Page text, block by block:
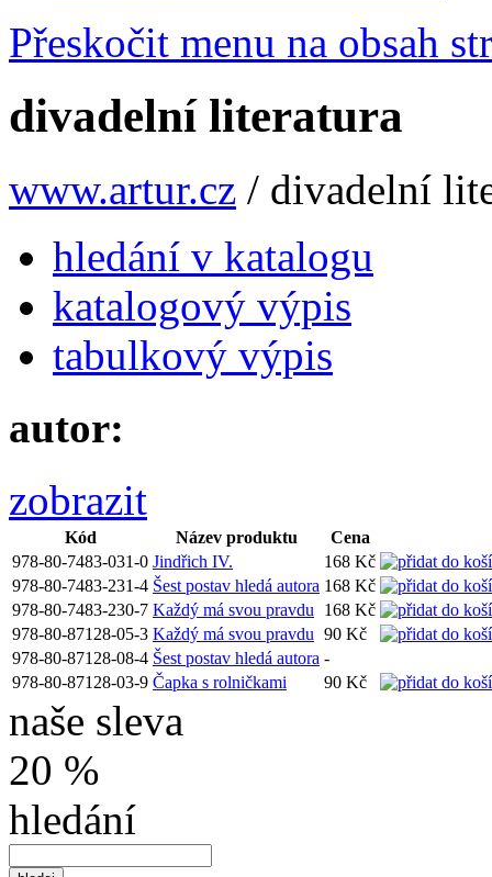
Přeskočit menu na obsah
divadelní literatura
www.artur.cz / divadelní
hledání v katalogu
katalogový výpis
tabulkový výpis
autor:
zobrazit
Kód Název produktu
Cena
978-80-7483-031-0 Jindřich IV.
168 Kč
978-80-7483-231-4 Šest postav hledá autora 168 Kč
978-80-7483-230-7 Každý má svou pravdu
168 Kč
978-80-87128-05-3 Každý má svou pravdu 90 Kč
978-80-87128-08-4 Šest postav hledá autora -
978-80-87128-03-9 Čapka s rolničkami 90 Kč
naše sleva
20 %
hledání